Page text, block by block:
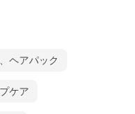
ヘアパック
ケア